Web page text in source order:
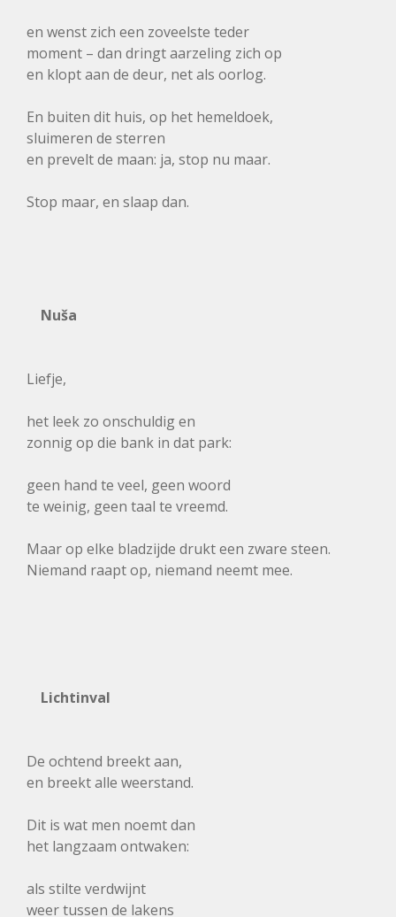
en wenst zich een zoveelste teder
moment – dan dringt aarzeling zich op
en klopt aan de deur, net als oorlog.
En buiten dit huis, op het hemeldoek,
sluimeren de sterren
en prevelt de maan: ja, stop nu maar.
Stop maar, en slaap dan.
Nuša
Liefje,
het leek zo onschuldig en
zonnig op die bank in dat park:
geen hand te veel, geen woord
te weinig, geen taal te vreemd.
Maar op elke bladzijde drukt een zware steen.
Niemand raapt op, niemand neemt mee.
Lichtinval
De ochtend breekt aan,
en breekt alle weerstand.
Dit is wat men noemt dan
het langzaam ontwaken:
als stilte verdwijnt
weer tussen de lakens